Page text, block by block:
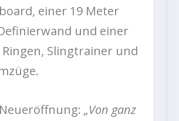
einer 19 Meter
und einer
Ringen, Slingtrainer und
„Von ganz